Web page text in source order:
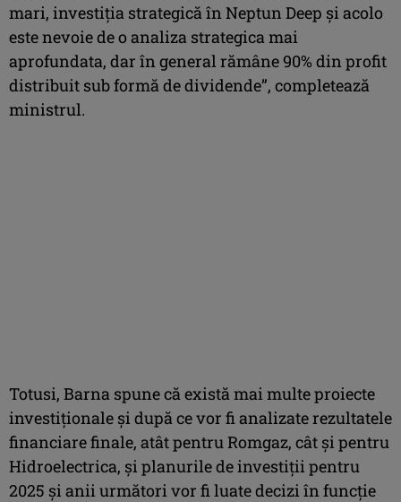
mari, investiția strategică în Neptun Deep și acolo
este nevoie de o analiza strategica mai
aprofundata, dar în general rămâne 90% din profit
distribuit sub formă de dividende”, completează
ministrul.
Totusi, Barna spune că există mai multe proiecte
investiționale și după ce vor fi analizate rezultatele
financiare finale, atât pentru Romgaz, cât și pentru
Hidroelectrica, și planurile de investiții pentru
2025 și anii următori vor fi luate decizi în funcție